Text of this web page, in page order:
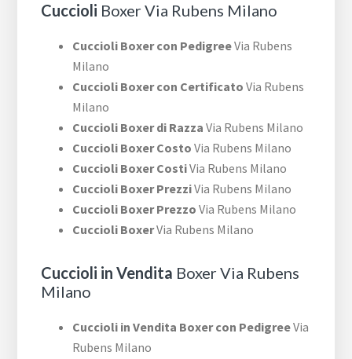
Cuccioli Boxer Via Rubens Milano
Cuccioli Boxer con PedigreeVia Rubens
Milano
Cuccioli Boxer con Certificato Via Rubens
Milano
Cuccioli Boxer di Razza Via Rubens Milano
Cuccioli Boxer Costo Via Rubens Milano
Cuccioli Boxer CostiVia Rubens Milano
Cuccioli Boxer PrezziVia Rubens Milano
Cuccioli Boxer Prezzo Via Rubens Milano
Cuccioli BoxerVia Rubens Milano
Cuccioli in Vendita Boxer Via Rubens
Milano
Cuccioli in Vendita Boxer con PedigreeVia
Rubens Milano